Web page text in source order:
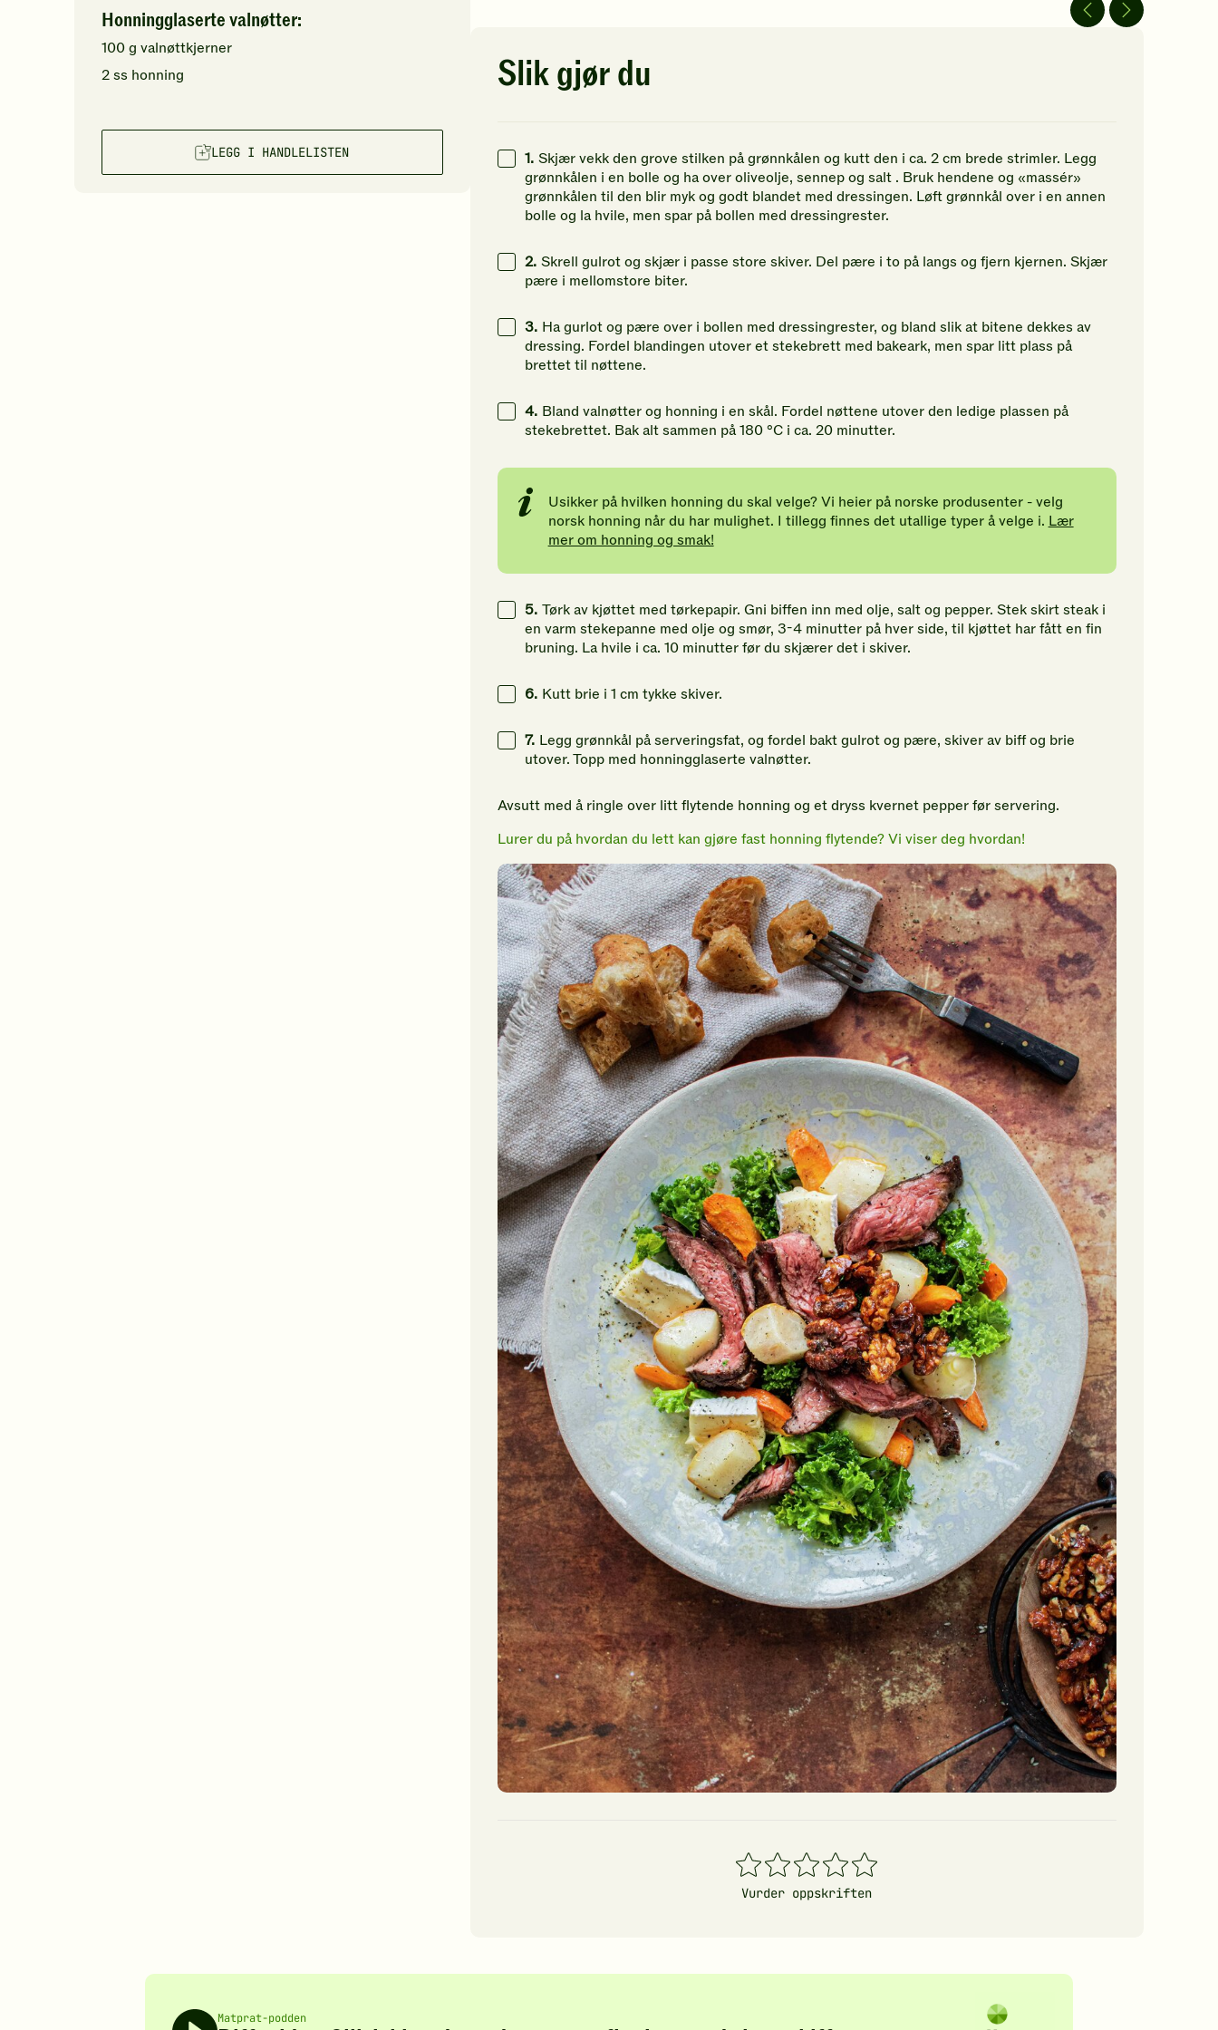
Honningglaserte valnøtter:
100g valnøttkjerner
2ss honning
LEGG I HANDLELISTEN
Klikk
vurdering.
for
vurdering.
vurdering.
vurdering.
5
Slik gjør du
1. Skjær vekk den grove stilken på grønnkålen og kutt den i ca. 2 cm brede strimler. Legg
grønnkålen i en bolle og ha over oliveolje, sennep og salt . Bruk hendene og «massér»
grønnkålen til den blir myk og godt blandet med dressingen. Løft grønnkål over i en annen
bolle og la hvile, men spar på bollen med dressingrester.
2. Skrell gulrot og skjær i passe store skiver. Del pære i to på langs og fjern kjernen. Skjær
pære i mellomstore biter.
3. Ha gurlot og pære over i bollen med dressingrester, og bland slik at bitene dekkes av
dressing. Fordel blandingen utover et stekebrett med bakeark, men spar litt plass på
brettet til nøttene.
4. Bland valnøtter og honning i en skål. Fordel nøttene utover den ledige plassen på
stekebrettet. Bak alt sammen på 180 °C i ca. 20 minutter.
Usikker på hvilken honning du skal velge? Vi heier på norske produsenter - velg
norsk honning når du har mulighet. I tillegg finnes det utallige typer å velge i. Lær
mer om honning og smak!
5. Tørk av kjøttet med tørkepapir. Gni biffen inn med olje, salt og pepper. Stek skirt steak i
en varm stekepanne med olje og smør, 3-4 minutter på hver side, til kjøttet har fått en fin
bruning. La hvile i ca. 10 minutter før du skjærer det i skiver.
6. Kutt brie i 1 cm tykke skiver.
7. Legg grønnkål på serveringsfat, og fordel bakt gulrot og pære, skiver av biff og brie
utover. Topp med honningglaserte valnøtter.
Avsutt med å ringle over litt flytende honning og et dryss kvernet pepper før servering.
Lurer du på hvordan du lett kan gjøre fast honning flytende? Vi viser deg hvordan!
1
stjerner
2
stjerner
3
stjerner
4
stjerner
5
stjerner
Vurder oppskriften
Matprat-podden